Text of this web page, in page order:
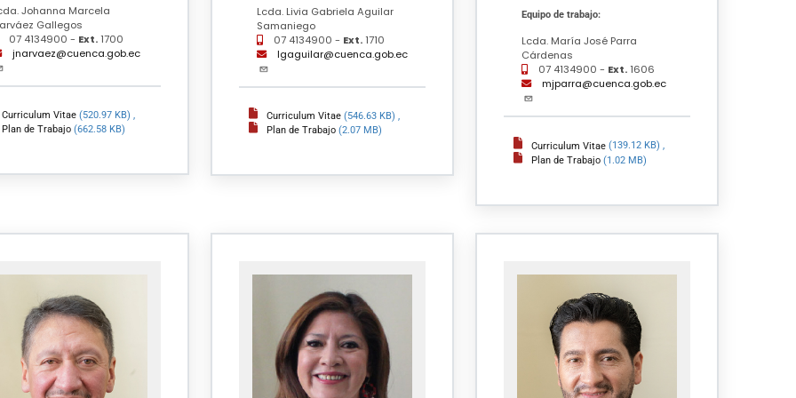
Johanna Marcela
Gallegos
07 4134900 - Ext.1700
jnarvaez@cuenca.gob.ec
Curriculum Vitae (520.97 KB) ,
Plan de Trabajo (662.58 KB)
Lcda. Livia Gabriela Aguilar
Samaniego
07 4134900 - Ext.1710
lgaguilar@cuenca.gob.ec
Curriculum Vitae (546.63 KB) ,
Plan de Trabajo (2.07 MB)
Equipo de trabajo:
Lcda. María José Parra
Cárdenas
07 4134900 - Ext.1606
mjparra@cuenca.gob.ec
Curriculum Vitae (139.12 KB) ,
Plan de Trabajo (1.02 MB)